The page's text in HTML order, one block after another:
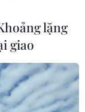
lặng
giao